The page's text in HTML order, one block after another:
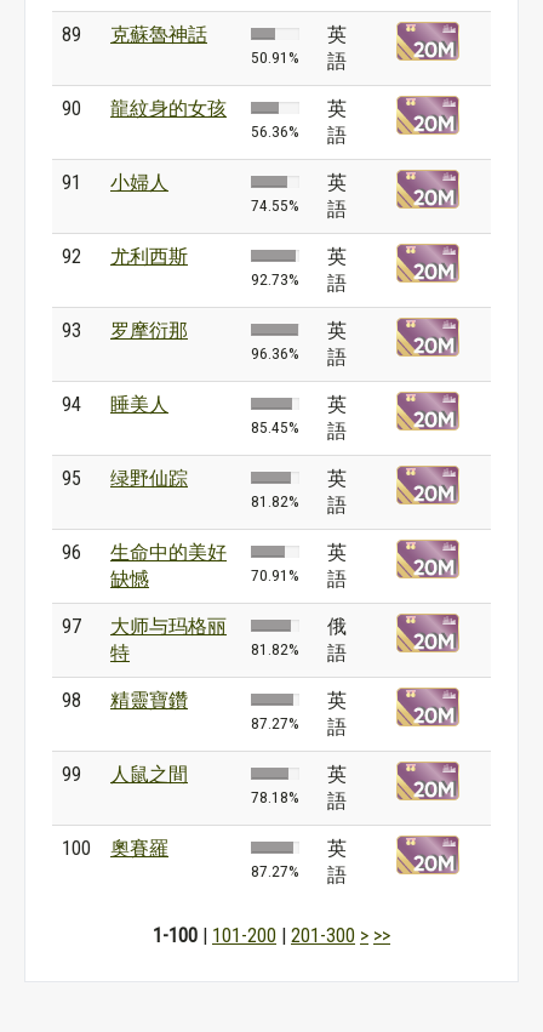
89 克蘇魯神話
50.91%
英
語
90 龍紋身的女孩
56.36%
英
語
91 小婦人
74.55%
英
語
92 尤利西斯
92.73%
英
語
93 罗摩衍那
96.36%
英
語
94 睡美人
85.45%
英
語
95 绿野仙踪
81.82%
英
語
96
生命中的美好
缺憾
70.91%
英
語
97
大师与玛格丽
特
81.82%
俄
語
98 精靈寶鑽
87.27%
英
語
99 人鼠之間
78.18%
英
語
100 奧賽羅
87.27%
英
語
1-100 | 101-200 | 201-300 > >>